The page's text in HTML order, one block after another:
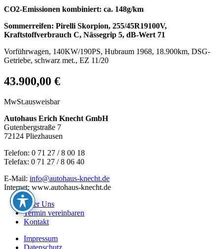
CO2-Emissionen kombiniert: ca. 148g/km
Sommerreifen: Pirelli Skorpion, 255/45R19100V,
Kraftstoffverbrauch C, Nässegrip 5, dB-Wert 71
Vorführwagen, 140KW/190PS, Hubraum 1968, 18.900km, DSG-
Getriebe, schwarz met., EZ 11/20
43.900,00 €
MwSt.ausweisbar
Autohaus Erich Knecht GmbH
Gutenbergstraße 7
72124 Pliezhausen
Telefon: 0 71 27 / 8 00 18
Telefax: 0 71 27 / 8 06 40
E-Mail: info@autohaus-knecht.de
Internet: www.autohaus-knecht.de
Über Uns
Termin vereinbaren
Kontakt
Impressum